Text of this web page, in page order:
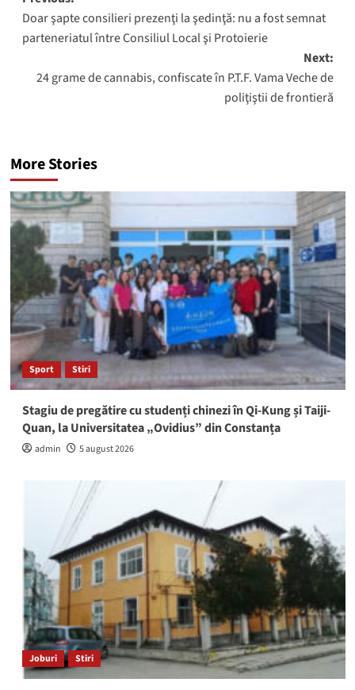
navigation
Doar şapte consilieri prezenţi la şedinţă: nu a fost semnat
parteneriatul între Consiliul Local şi Protoierie
Next:
24 grame de cannabis, confiscate în P.T.F. Vama Veche de
poliţiştii de frontieră
More Stories
Sport Stiri
Stagiu de pregătire cu studenți chinezi în Qi-Kung și Taiji-
Quan, la Universitatea „Ovidius” din Constanța
admin 5 august 2026
Joburi Stiri